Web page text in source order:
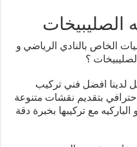
الصليبيخات
الخاص بالنادي الرياضي و
؟
لدينا افضل فني تركيب
بتقديم نقشات متنوعة
مع تركيبها بخبرة دقة